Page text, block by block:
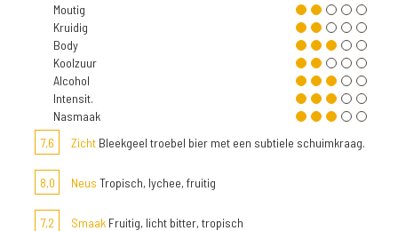
Moutig
Kruidig
Body
Koolzuur
Alcohol
Intensit.
Nasmaak
7,6
Zicht Bleekgeel troebel bier met een subtiele schuimkraag.
8,0 Neus Tropisch, lychee, fruitig
7,2 Smaak Fruitig, licht bitter, tropisch